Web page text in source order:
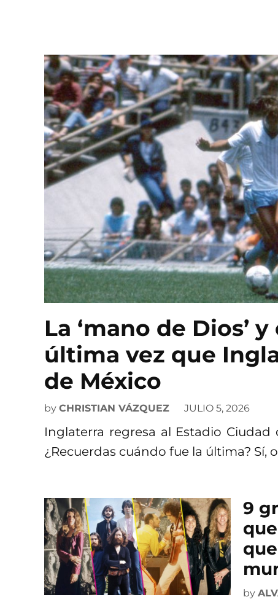
La ‘mano de Dios’
última vez que
de México
by CHRISTIAN VÁZQUEZ JULIO 5, 2026
Inglaterra regresa al Estadio
¿Recuerdas cuándo fue la última? Sí,
9
by